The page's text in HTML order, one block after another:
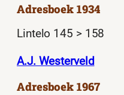
Adresboek 1934
Lintelo 145 > 158
A.J. Westerveld
Adresboek 1967